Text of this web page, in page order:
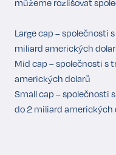
můžeme rozlišovat
Large cap – společnosti
miliard amerických
Mid cap – společnosti s
amerických dolarů
Small cap – společnosti
do 2 miliard amerických